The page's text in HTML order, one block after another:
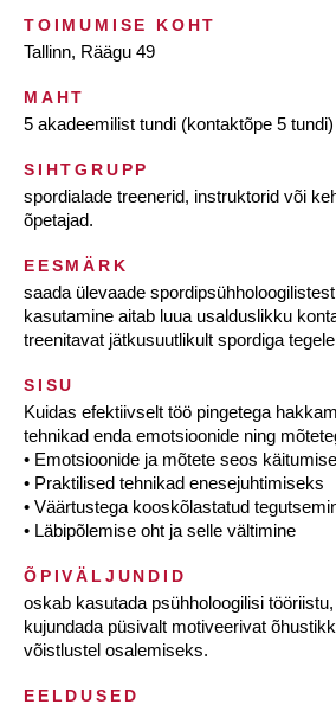
TOIMUMISE KOHT
Tallinn, Räägu 49
MAHT
5 akadeemilist tundi (kontaktõpe 5 tundi)
SIHTGRUPP
spordialade treenerid, instruktorid või
õpetajad.
EESMÄRK
saada ülevaade
kasutamine aitab luua usalduslikku
treenitavat jätkusuutlikult spordiga
SISU
Kuidas efektiivselt töö pingetega
tehnikad enda emotsioonide ning
• Emotsioonide ja mõtete seos
• Praktilised tehnikad enesejuhtimiseks
• Väärtustega kooskõlastatud
• Läbipõlemise oht ja selle vältimine
ÕPIVÄLJUNDID
oskab kasutada psühholoogilisi
kujundada püsivalt motiveerivat
võistlustel osalemiseks.
EELDUSED